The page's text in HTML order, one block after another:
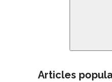
Articles